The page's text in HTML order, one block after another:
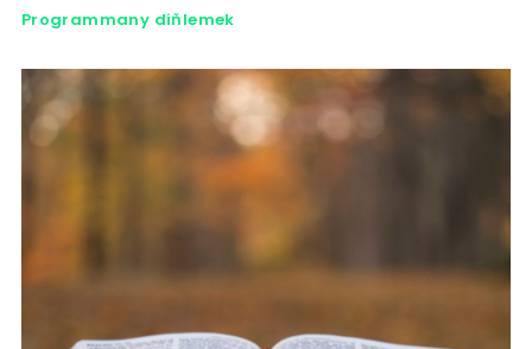
Programmany diňlemek